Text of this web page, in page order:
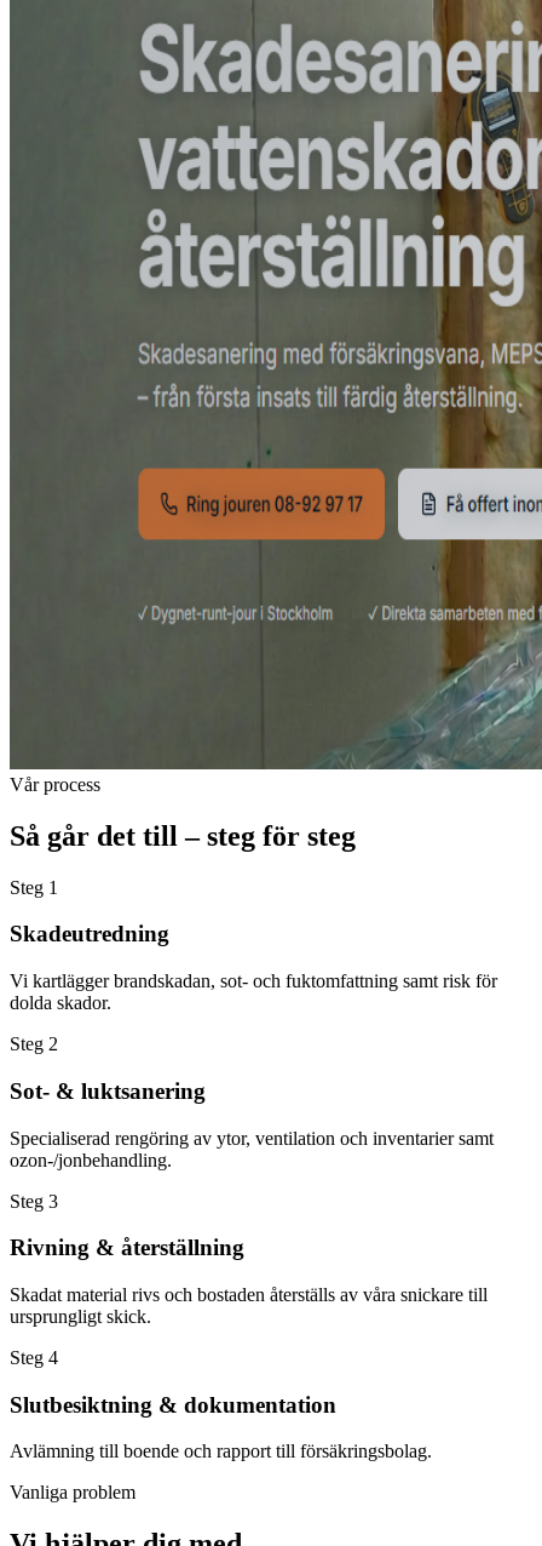
Vår process
Så går det till – steg för steg
Steg 1
Skadeutredning
Vi kartlägger brandskadan, sot- och fuktomfattning samt risk för
dolda skador.
Steg 2
Sot- & luktsanering
Specialiserad rengöring av ytor, ventilation och inventarier samt
ozon-/jonbehandling.
Steg 3
Rivning & återställning
Skadat material rivs och bostaden återställs av våra snickare till
ursprungligt skick.
Steg 4
Slutbesiktning & dokumentation
Avlämning till boende och rapport till försäkringsbolag.
Vanliga problem